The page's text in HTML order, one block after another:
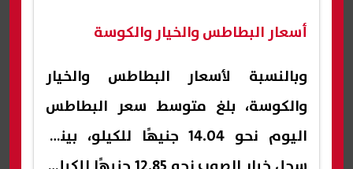
أسعار البطاطس والخيار والكوسة
وبالنسبة لأسعار البطاطس والخيار
والكوسة، بلغ متوسط سعر البطاطس
اليوم نحو 14.04 جنيهًا للكيلو، بينما